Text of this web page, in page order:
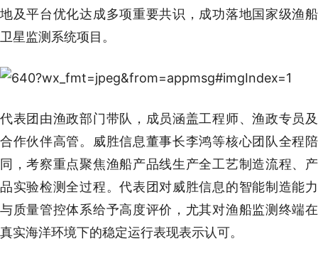
地及平台优化达成多项重要共识，成功落地国家级渔船
卫星监测系统项目。
代表团由渔政部门带队，成员涵盖工程师、渔政专员及
合作伙伴高管。威胜信息董事长李鸿等核心团队全程陪
同，考察重点聚焦渔船产品线生产全工艺制造流程、产
品实验检测全过程。代表团对威胜信息的智能制造能力
与质量管控体系给予高度评价，尤其对渔船监测终端在
真实海洋环境下的稳定运行表现表示认可。